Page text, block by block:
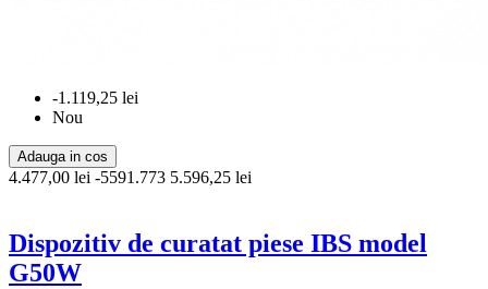
-1.119,25 lei
Nou
Adauga in cos
4.477,00 lei -5591.773 5.596,25 lei
Dispozitiv de curatat piese IBS model
G50W